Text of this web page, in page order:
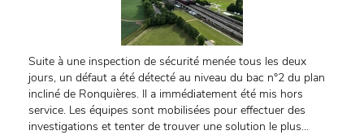
Suite à une inspection de sécurité menée tous les deux
jours, un défaut a été détecté au niveau du bac n°2 du plan
incliné de Ronquières. Il a immédiatement été mis hors
service. Les équipes sont mobilisées pour effectuer des
investigations et tenter de trouver une solution le plus...